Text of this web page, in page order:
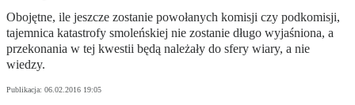
Obojętne, ile jeszcze zostanie powołanych komisji czy podkomisji,
tajemnica katastrofy smoleńskiej nie zostanie długo wyjaśniona, a
przekonania w tej kwestii będą należały do sfery wiary, a nie
wiedzy.
Publikacja: 06.02.2016 19:05